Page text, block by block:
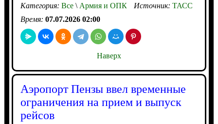
Категория: Все\Армия и ОПК Источник: ТАСС
Время: 07.07.2026 02:00
Наверх
Аэропорт Пензы ввел временные
ограничения на прием и выпуск
рейсов